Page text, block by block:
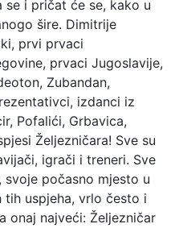
se i pričat će se, kako u
šire. Dimitrije
prvi prvaci
prvaci Jugoslavije,
Zubandan,
izdanci iz
Pofalići, Grbavica,
Željezničara! Sve su
igrači i treneri. Sve
svoje počasno mjesto u
tih uspjeha, vrlo često i
onaj najveći: Željezničar